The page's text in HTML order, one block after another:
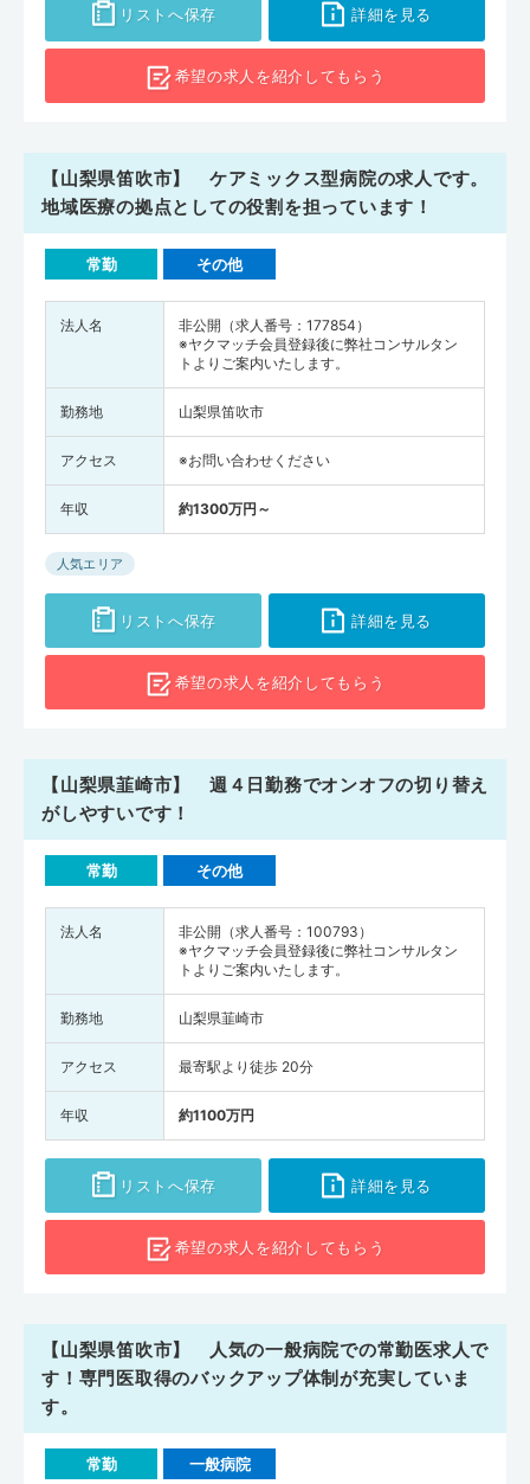
リストへ保存 詳細を見る
希望の求人を紹介してもらう
【山梨県笛吹市】 ケアミックス型病院の求人です。
地域医療の拠点としての役割を担っています！
常勤 その他
法人名
非公開（求人番号：177854）
※ヤクマッチ会員登録後に弊社コンサルタン
トよりご案内いたします。
勤務地 山梨県笛吹市
アクセス ※お問い合わせください
年収 約1300万円～
人気エリア
リストへ保存 詳細を見る
希望の求人を紹介してもらう
【山梨県韮崎市】 週４日勤務でオンオフの切り替え
がしやすいです！
常勤 その他
法人名
非公開（求人番号：100793）
※ヤクマッチ会員登録後に弊社コンサルタン
トよりご案内いたします。
勤務地 山梨県韮崎市
アクセス 最寄駅より徒歩 20分
年収 約1100万円
リストへ保存 詳細を見る
希望の求人を紹介してもらう
【山梨県笛吹市】 人気の一般病院での常勤医求人で
す！専門医取得のバックアップ体制が充実していま
す。
常勤 一般病院